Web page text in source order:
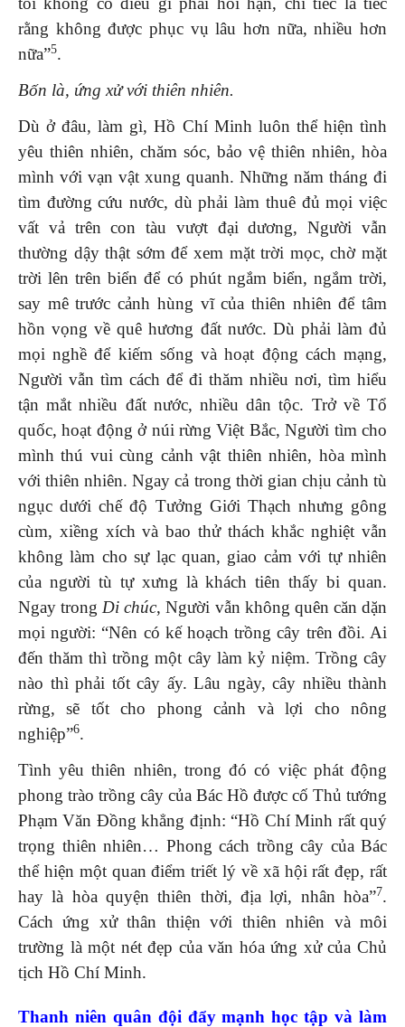
rằng không được phục vụ lâu hơn nữa, nhiều hơn
nữa”5.
Bốn là, ứng xử với thiên nhiên.
Dù ở đâu, làm gì, Hồ Chí Minh luôn thể hiện tình
yêu thiên nhiên, chăm sóc, bảo vệ thiên nhiên, hòa
mình với vạn vật xung quanh. Những năm tháng đi
tìm đường cứu nước, dù phải làm thuê đủ mọi việc
vất vả trên con tàu vượt đại dương, Người vẫn
thường dậy thật sớm để xem mặt trời mọc, chờ mặt
trời lên trên biển để có phút ngắm biển, ngắm trời,
say mê trước cảnh hùng vĩ của thiên nhiên để tâm
hồn vọng về quê hương đất nước. Dù phải làm đủ
mọi nghề để kiếm sống và hoạt động cách mạng,
Người vẫn tìm cách để đi thăm nhiều nơi, tìm hiểu
tận mắt nhiều đất nước, nhiều dân tộc. Trở về Tổ
quốc, hoạt động ở núi rừng Việt Bắc, Người tìm cho
mình thú vui cùng cảnh vật thiên nhiên, hòa mình
với thiên nhiên. Ngay cả trong thời gian chịu cảnh tù
ngục dưới chế độ Tưởng Giới Thạch nhưng gông
cùm, xiềng xích và bao thử thách khắc nghiệt vẫn
không làm cho sự lạc quan, giao cảm với tự nhiên
của người tù tự xưng là khách tiên thấy bi quan.
Ngay trong Di chúc, Người vẫn không quên căn dặn
mọi người: “Nên có kế hoạch trồng cây trên đồi. Ai
đến thăm thì trồng một cây làm kỷ niệm. Trồng cây
nào thì phải tốt cây ấy. Lâu ngày, cây nhiều thành
rừng, sẽ tốt cho phong cảnh và lợi cho nông
nghiệp”6.
Tình yêu thiên nhiên, trong đó có việc phát động
phong trào trồng cây của Bác Hồ được cố Thủ tướng
Phạm Văn Đồng khẳng định: “Hồ Chí Minh rất quý
trọng thiên nhiên… Phong cách trồng cây của Bác
thể hiện một quan điểm triết lý về xã hội rất đẹp, rất
hay là hòa quyện thiên thời, địa lợi, nhân hòa”7.
Cách ứng xử thân thiện với thiên nhiên và môi
trường là một nét đẹp của văn hóa ứng xử của Chủ
tịch Hồ Chí Minh.
Thanh niên quân đội đẩy mạnh học tập và làm